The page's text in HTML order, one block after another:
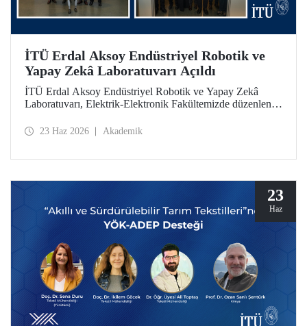
İTÜ Erdal Aksoy Endüstriyel Robotik ve
Yapay Zekâ Laboratuvarı Açıldı
İTÜ Erdal Aksoy Endüstriyel Robotik ve Yapay Zekâ
Laboratuvarı, Elektrik-Elektronik Fakültemizde düzenlenen
23 Haz 2026 Akademik
23
Haz